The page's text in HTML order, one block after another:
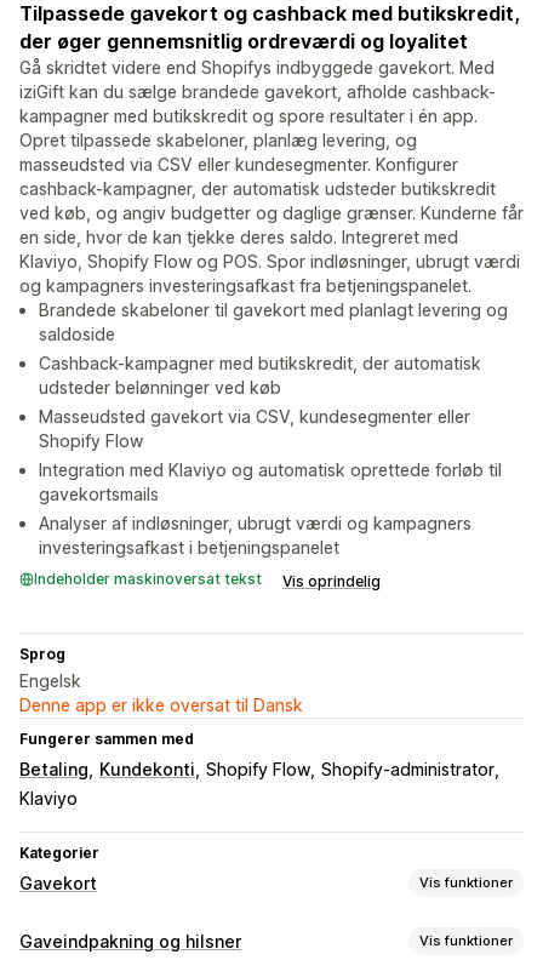
Tilpassede gavekort og cashback med butikskredit,
der øger gennemsnitlig ordreværdi og loyalitet
Gå skridtet videre end Shopifys indbyggede gavekort. Med
iziGift kan du sælge brandede gavekort, afholde cashback-
kampagner med butikskredit og spore resultater i én app.
Opret tilpassede skabeloner, planlæg levering, og
masseudsted via CSV eller kundesegmenter. Konfigurer
cashback-kampagner, der automatisk udsteder butikskredit
ved køb, og angiv budgetter og daglige grænser. Kunderne får
en side, hvor de kan tjekke deres saldo. Integreret med
Klaviyo, Shopify Flow og POS. Spor indløsninger, ubrugt værdi
og kampagners investeringsafkast fra betjeningspanelet.
Brandede skabeloner til gavekort med planlagt levering og
saldoside
Cashback-kampagner med butikskredit, der automatisk
udsteder belønninger ved køb
Masseudsted gavekort via CSV, kundesegmenter eller
Shopify Flow
Integration med Klaviyo og automatisk oprettede forløb til
gavekortsmails
Analyser af indløsninger, ubrugt værdi og kampagners
investeringsafkast i betjeningspanelet
Indeholder maskinoversat tekst Vis oprindelig
Sprog
Engelsk
Denne app er ikke oversat til Dansk
Fungerer sammen med
Betaling Kundekonti Shopify Flow Shopify-administrator
Klaviyo
Kategorier
Gavekort Vis funktioner
Korttyper
Gaveindpakning og hilsner Vis funktioner